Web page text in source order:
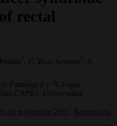
rectal
1 , C. Ruiz Serrano 1 , S.
Patológica y 3Cirugía
CAPIO. Universidad
10 noviembre 2011,
Rectorragia,